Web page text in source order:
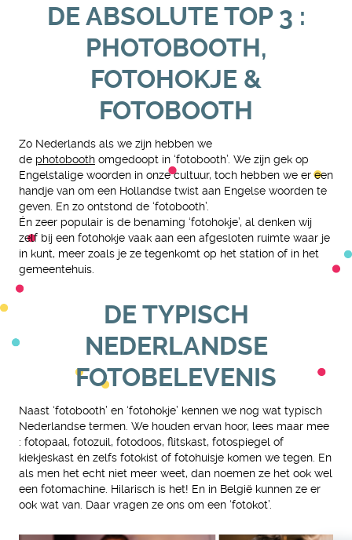
DE ABSOLUTE TOP 3 :
PHOTOBOOTH,
FOTOHOKJE &
FOTOBOOTH
Zo Nederlands als we zijn hebben we
de photobooth omgedoopt in ‘fotobooth’. We zijn gek op
Engelstalige woorden in onze cultuur, toch hebben we er een
handje van om een Hollandse twist aan Engelse woorden te
geven. En zo ontstond de ‘fotobooth’.
Én zeer populair is de benaming ‘fotohokje’, al denken wij
zelf bij een fotohokje vaak aan een afgesloten ruimte waar je
in kunt, meer zoals je ze tegenkomt op het station of in het
gemeentehuis.
DE TYPISCH
NEDERLANDSE
FOTOBELEVENIS
Naast ‘fotobooth’ en ‘fotohokje’ kennen we nog wat typisch
Nederlandse termen. We houden ervan hoor, lees maar mee
: fotopaal, fotozuil, fotodoos, flitskast, fotospiegel of
kiekjeskast én zelfs fotokist of fotohuisje komen we tegen. En
als men het echt niet meer weet, dan noemen ze het ook wel
een fotomachine. Hilarisch is het! En in België kunnen ze er
ook wat van. Daar vragen ze ons om een ‘fotokot’.